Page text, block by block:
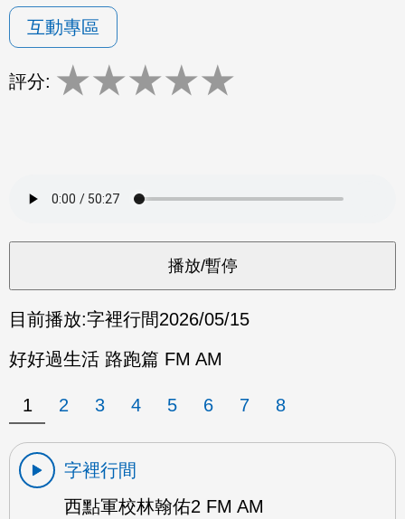
互動專區
評分: ★★★★★
目前播放:字裡行間2026/05/15
好好過生活 路跑篇 FM AM
1 2 3 4 5 6 7 8
字裡行間
西點軍校林翰佑2 FM AM